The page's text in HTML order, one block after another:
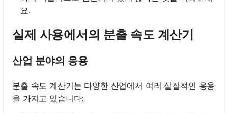
요.
실제 사용에서의 분출 속도 계산기
산업 분야의 응용
분출 속도 계산기는 다양한 산업에서 여러 실질적인 응용
을 가지고 있습니다: